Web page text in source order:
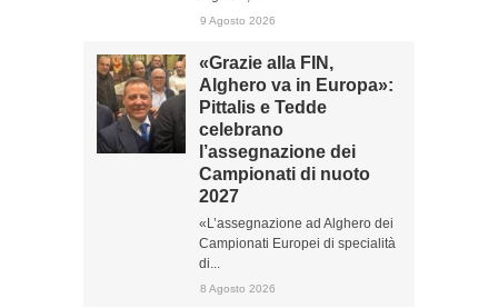
9 Agosto 2026
«Grazie alla FIN,
Alghero va in Europa»:
Pittalis e Tedde
celebrano
l’assegnazione dei
Campionati di nuoto
2027
«L’assegnazione ad Alghero dei
Campionati Europei di specialità
di...
8 Agosto 2026